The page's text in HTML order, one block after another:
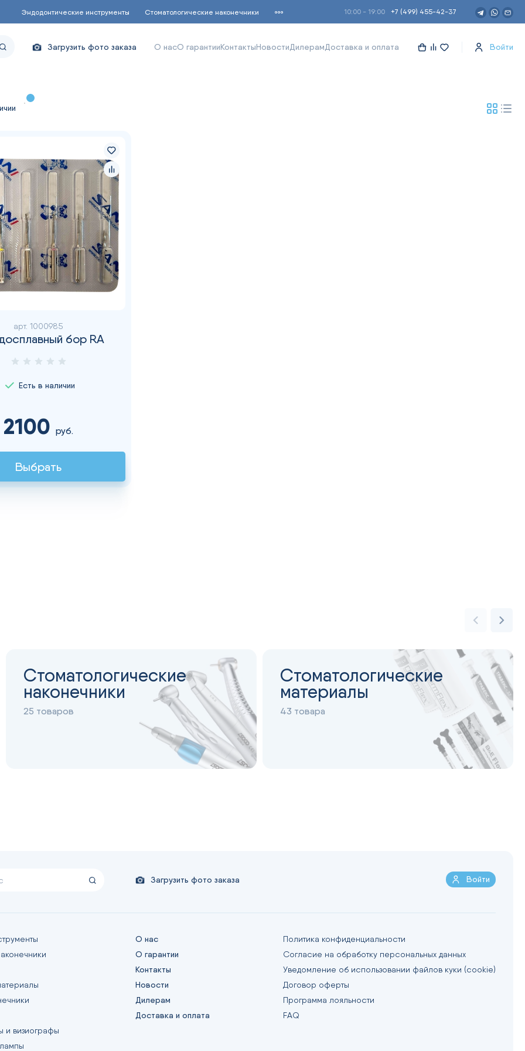
Эндодонтические инструменты Стоматологические наконечники 10:00 - 19:00 +7 (499) 455-42-37
Загрузить фото заказа О насО гарантииКонтактыНовостиДилерамДоставка и оплата Войти
арт.1000985
бор RA
Есть в наличии
2100руб.
Выбрать
Стоматологические
наконечники
25 товаров
Стоматологические
материалы
43 товара
Загрузить фото заказа Войти
и визиографы
О нас
О гарантии
Контакты
Новости
Дилерам
Доставка и оплата
Политика конфиденциальности
Согласие на обработку персональных данных
Уведомление об использовании файлов куки (cookie)
Договор оферты
Программа лояльности
FAQ